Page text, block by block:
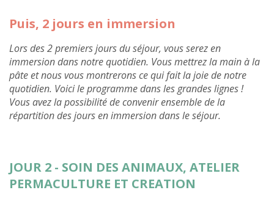
Puis, 2 jours en immersion
Lors des 2 premiers jours du séjour, vous serez en
immersion dans notre quotidien. Vous mettrez la main à la
pâte et nous vous montrerons ce qui fait la joie de notre
quotidien. Voici le programme dans les grandes lignes !
Vous avez la possibilité de convenir ensemble de la
répartition des jours en immersion dans le séjour.
JOUR 2 - SOIN DES ANIMAUX, ATELIER
PERMACULTURE ET CREATION